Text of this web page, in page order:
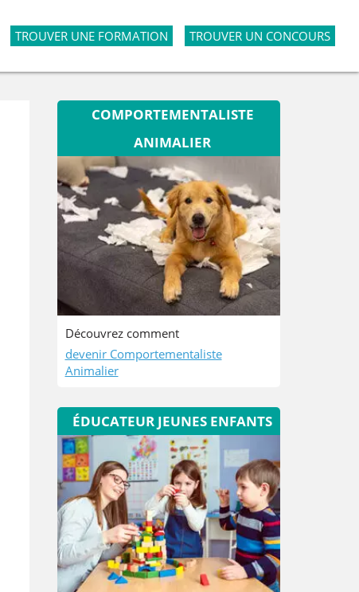
TROUVER UNE FORMATION TROUVER UN CONCOURS
COMPORTEMENTALISTE
ANIMALIER
Découvrez comment
devenir Comportementaliste
Animalier
ÉDUCATEUR JEUNES ENFANTS